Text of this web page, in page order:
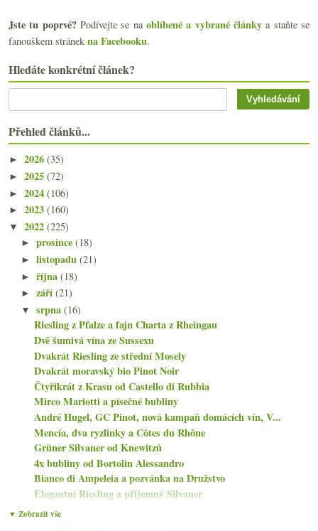
Jste tu poprvé?Podívejte se naoblíbené a vybrané články a staňte se
fanouškem stránek na Facebooku.
Hledáte konkrétní článek?
Přehled článků...
► 2026 (35)
► 2025 (72)
► 2024 (106)
► 2023 (160)
▼ 2022 (225)
►prosince(18)
►listopadu(21)
►října(18)
►září(21)
▼srpna(16)
Riesling z Pfalze a fajn Charta z Rheingau
Dvě šumivá vína ze Sussexu
Dvakrát Riesling ze střední Mosely
Dvakrát moravský bio Pinot Noir
Čtyřikrát z Krasu od Castello di Rubbia
Mirco Mariotti a písečné bubliny
André Hugel, GC Pinot, nová kampaň domácích vín, V...
Mencía, dva ryzlinky a Côtes du Rhône
Grüner Silvaner od Knewitzů
4x bubliny od Bortolin Alessandro
Bianco di Ampeleia a pozvánka na Družstvo
Elegantní Riesling a příjemný Silvaner
Na vrchol s lahví starého pinotu od Judith Beck
▼ Zobrazit vše